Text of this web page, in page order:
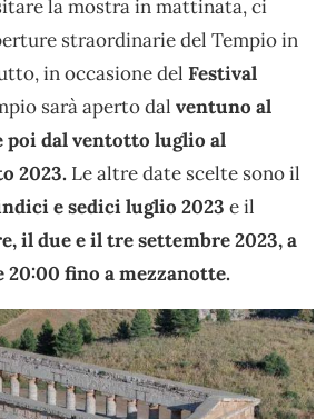
la mostra in mattinata, ci
straordinarie del Tempio in
in occasione del Festival
sarà aperto dal ventuno al
dal ventotto luglio al
2023. Le altre date scelte sono il
e sedici luglio 2023 e il
il due e il tre settembre 2023, a
fino a mezzanotte.